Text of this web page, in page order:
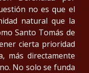
no es que el
natural que la
Santo Tomás de
cierta prioridad
más directamente
No solo se funda